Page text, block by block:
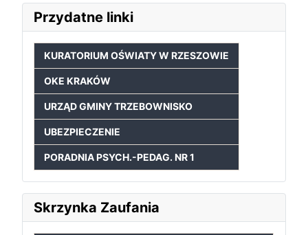
Przydatne linki
KURATORIUM OŚWIATY W RZESZOWIE
OKE KRAKÓW
URZĄD GMINY TRZEBOWNISKO
UBEZPIECZENIE
PORADNIA PSYCH.-PEDAG. NR 1
Skrzynka Zaufania